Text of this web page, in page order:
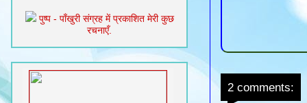
2 comments:
पुष्प - पाँखुरी संग्रह में प्रकाशित मेरी कुछ
रचनाएँ.